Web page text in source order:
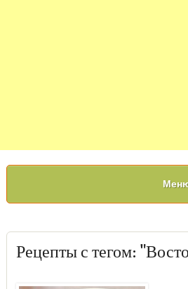
Рецепты с тегом: